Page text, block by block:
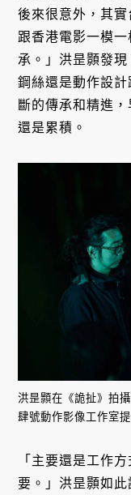
後來很意外，其
跟香港電影一模
承。」洪昰顥發
鋼絲還是動作設
斷的傳承和精進
還是累積。
洪昰顥在《詭扯》拍
肆號動作影像工作室提
「主要還是工作
要。」洪昰顥如此